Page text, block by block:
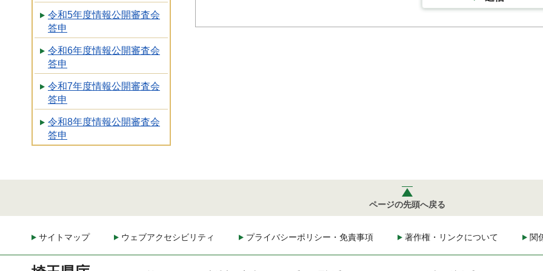
令和5年度情報公開審査会
答申
令和6年度情報公開審査会
答申
令和7年度情報公開審査会
答申
令和8年度情報公開審査会
答申
ページの先頭へ戻る
サイトマップ ウェブアクセシビリティ プライバシーポリシー・免責事項 著作権・リンクについて 関